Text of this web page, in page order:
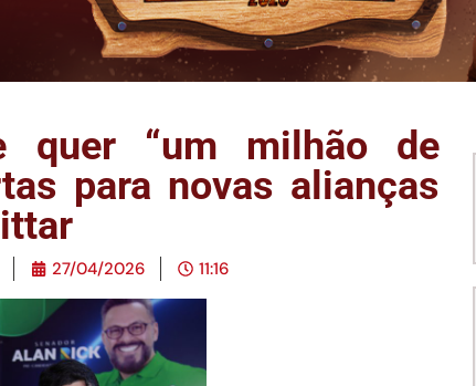
quer “um milhão de
para novas alianças
27/04/2026 11:16